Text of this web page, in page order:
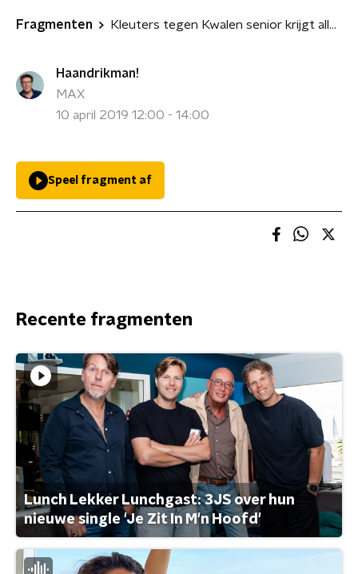
Fragmenten Kleuters tegen Kwalen senior krijgt allemaal kaartjes van kijkers
Haandrikman!
MAX
10 april 2019 12:00 - 14:00
Speel fragment af
Recente fragmenten
Lunch Lekker Lunchgast: 3JS over hun
nieuwe single 'Je Zit In M'n Hoofd'